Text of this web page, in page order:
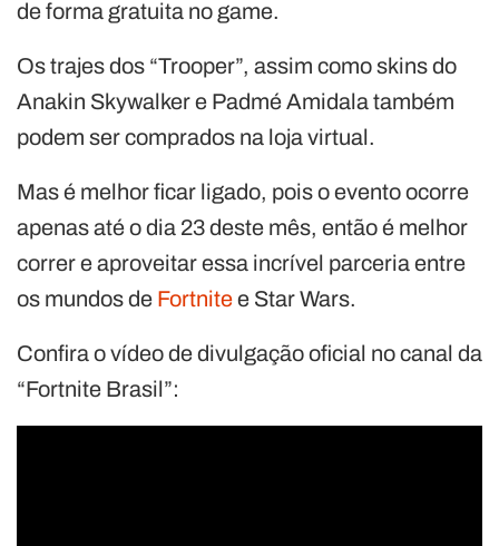
de forma gratuita no game.
Os trajes dos “Trooper”, assim como skins do
Anakin Skywalker e Padmé Amidala também
podem ser comprados na loja virtual.
Mas é melhor ficar ligado, pois o evento ocorre
apenas até o dia 23 deste mês, então é melhor
correr e aproveitar essa incrível parceria entre
os mundos de Fortnitee Star Wars.
Confira o vídeo de divulgação oficial no canal da
“Fortnite Brasil”: